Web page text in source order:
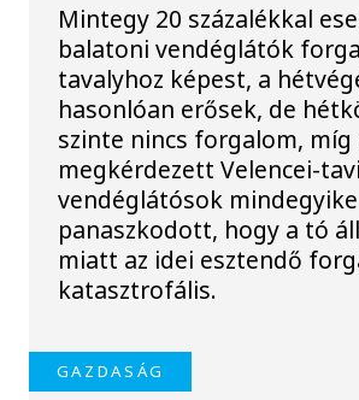
Mintegy 20 százalékkal
balatoni vendéglátók
tavalyhoz képest, a
hasonlóan erősek, de
szinte nincs forgalom, míg
megkérdezett Velencei-tavi
vendéglátósok
panaszkodott, hogy a tó
miatt az idei esztendő
katasztrofális.
GAZDASÁG